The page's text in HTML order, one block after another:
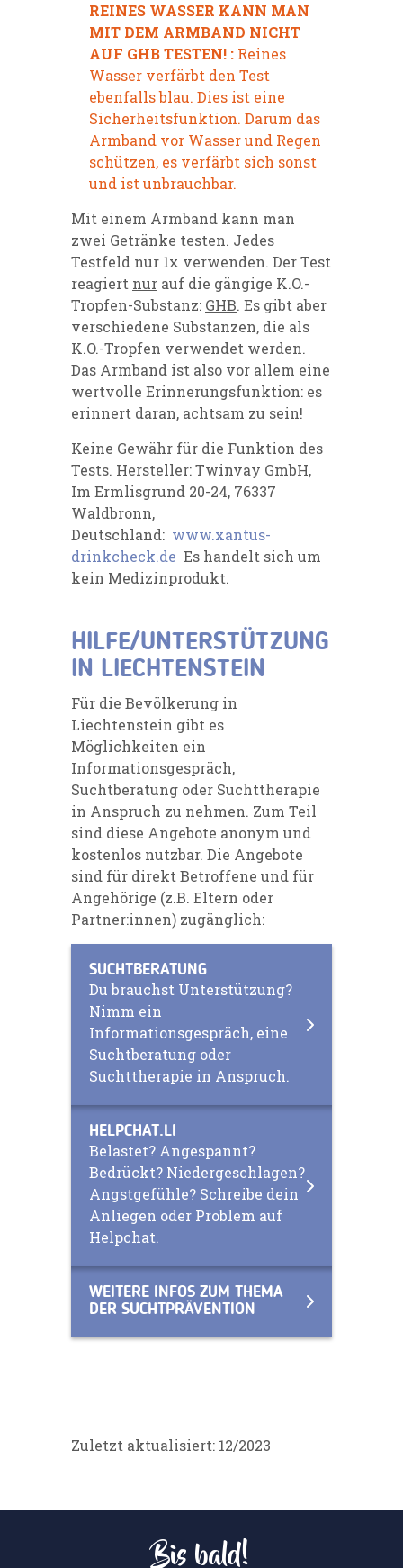
REINES WASSER KANN MAN
MIT DEM ARMBAND NICHT
AUF GHB TESTEN! : Reines
Wasser verfärbt den Test
ebenfalls blau. Dies ist eine
Sicherheitsfunktion. Darum das
Armband vor Wasser und Regen
schützen, es verfärbt sich sonst
und ist unbrauchbar.
Mit einem Armband kann man
zwei Getränke testen. Jedes
Testfeld nur 1x verwenden. Der Test
reagiert nur auf die gängige K.O.-
Tropfen-Substanz: GHB. Es gibt aber
verschiedene Substanzen, die als
K.O.-Tropfen verwendet werden.
Das Armband ist also vor allem eine
wertvolle Erinnerungsfunktion: es
erinnert daran, achtsam zu sein!
Keine Gewähr für die Funktion des
Tests. Hersteller: Twinvay GmbH,
Im Ermlisgrund 20-24, 76337
Waldbronn,
Deutschland: www.xantus-
drinkcheck.de Es handelt sich um
kein Medizinprodukt.
HILFE/UNTERSTÜTZUNG
IN LIECHTENSTEIN
Für die Bevölkerung in
Liechtenstein gibt es
Möglichkeiten ein
Informationsgespräch,
Suchtberatung oder Suchttherapie
in Anspruch zu nehmen. Zum Teil
sind diese Angebote anonym und
kostenlos nutzbar. Die Angebote
sind für direkt Betroffene und für
Angehörige (z.B. Eltern oder
Partner:innen) zugänglich:
SUCHTBERATUNG
Du brauchst Unterstützung?
Nimm ein
Informationsgespräch, eine
Suchtberatung oder
Suchttherapie in Anspruch.
HELPCHAT.LI
Belastet? Angespannt?
Bedrückt? Niedergeschlagen?
Angstgefühle? Schreibe dein
Anliegen oder Problem auf
Helpchat.
WEITERE INFOS ZUM THEMA
DER SUCHTPRÄVENTION
Zuletzt aktualisiert: 12/2023
Bis bald!